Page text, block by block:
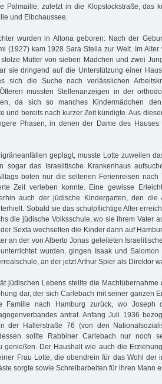
Palmaille, zuletzt in die Klopstockstraße, das
und Elbchaussee.
wurden in Altona geboren: Nach der
(1927) kam 1928 Sara Stella zur Welt. Im
Mutter von sieben Mädchen und zwei
sie dringend auf die Unterstützung einer
sich die Suche nach verlässlichen
mussten Stellenanzeigen in der
da sich so manches Kindermädchen
und bereits nach kurzer Zeit kündigte. Aus
Phasen, in denen der Dame des
geplagt, musste Lotte zuweilen
sogar das Israelitische Krankenhaus
boten nur die seltenen Ferienreisen nach
Zeit verleben konnte. Eine gewisse
auch der jüdische Kindergarten, den
Sobald sie das schulpflichtige Alter
die jüdische Volksschule, wo sie ihrem Vater
Sexta wechselten die Kinder dann auf
an der von Alberto Jonas geleiteten
wurden, gingen Isaak und
an der jetzt Arthur Spier als Direktor
jüdischen Lebens stellte die Machtübernahme
dar, der sich Carlebach mit seiner ganzen
Familie nach Hamburg zurück, wo Joseph
antrat. Anfang Juli 1936
der Hallerstraße 76 (von den
sollte Rabbiner Carlebach nur noch
genießen. Der Haushalt wie auch die
Frau Lotte, die obendrein für das Wohl der
sorgte sowie Schreibarbeiten für ihren Mann